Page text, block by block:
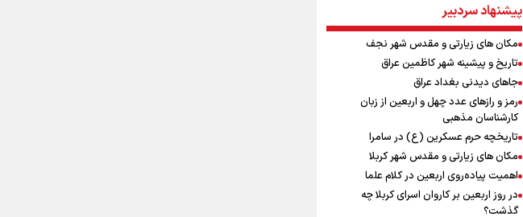
گزارشی از ورود وزیر ورزش و جوانان ایران به
باکو برای امضای سند برنامه اجرایی با همتای
آذربایجانی
عماد احمدوند : نسخه نانویی برای حل
بحران منابع آبی کشور
رهبر شهید انقلاب: ادّعاهای دروغین
آمریکایی‌ها باید افشا شود
استاندار خوزستان: دو میلیون و ۱۷۰ هزار تردد
در مرزهای شلمچه و چذابه ثبت شد / برپایی
هزار موکب در خوزستان و ۱۰۰ موکب در مسیر
نجف تا کربلا
یحیی سریع: در عملیاتی گسترده تجمعات
پیشنهاد سردبیر
مکان های زیارتی و مقدس شهر نجف
تاریخ و پیشینه شهر کاظمین عراق
جاهای دیدنی بغداد عراق
رمز و رازهای عدد چهل و اربعین از زبان
کارشناسان مذهبی
تاریخچه حرم عسکرین (ع) در سامرا
مکان های زیارتی و مقدس شهر کربلا
اهمیت پیاده‌روی اربعین در کلام علما
در روز اربعین بر کاروان اسرای کربلا چه
گذشت؟